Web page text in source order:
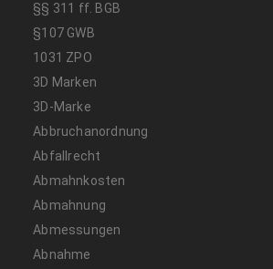
§§ 311 ff. BGB
§107 GWB
1031 ZPO
3D Marken
3D-Marke
Abbruchanordnung
Abfallrecht
Abmahnkosten
Abmahnung
Abmessungen
Abnahme